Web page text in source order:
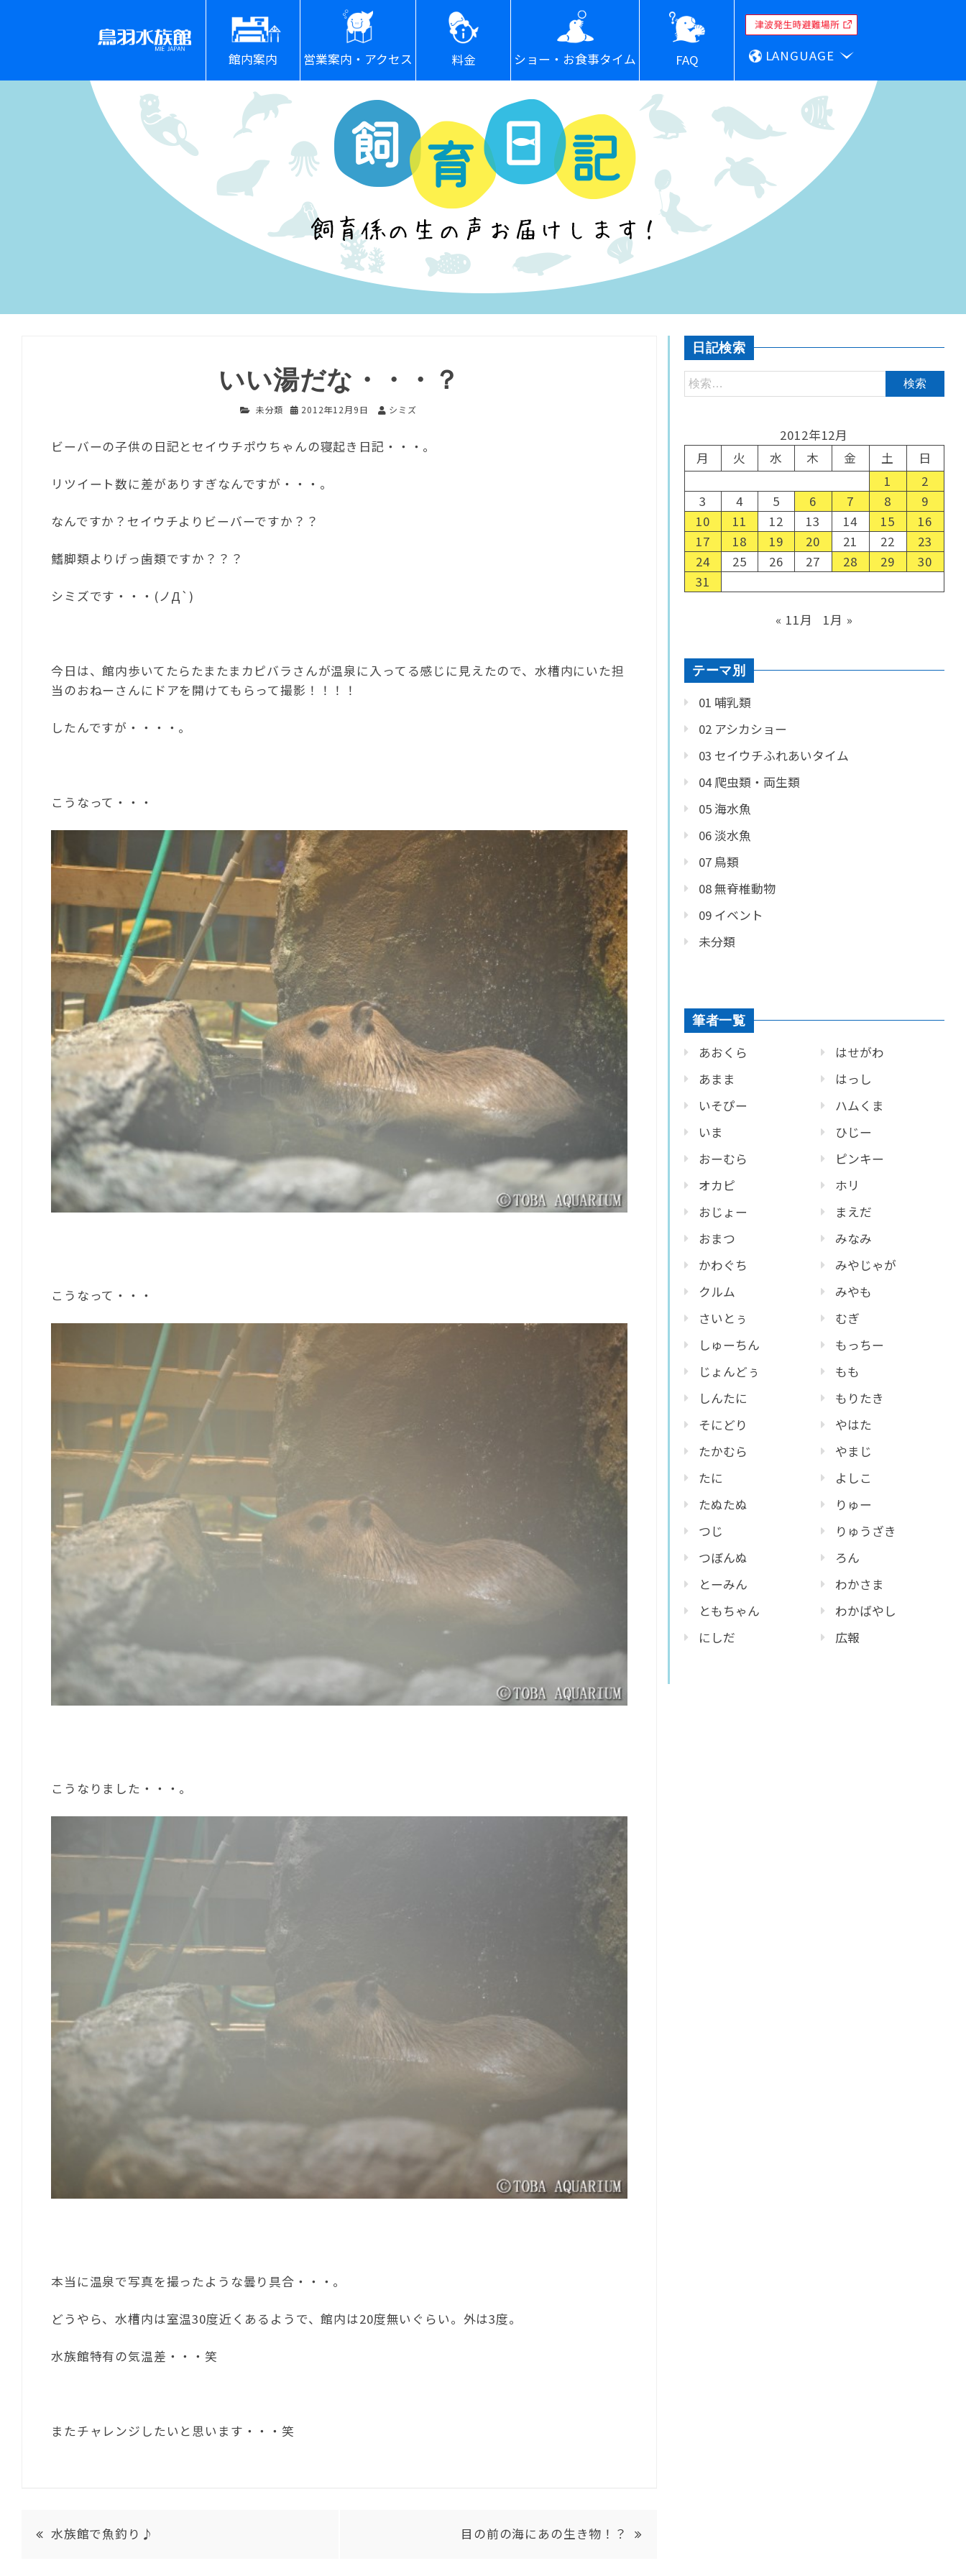
館内案内 営業案内・アクセス 料金 ショー・お食事タイム FAQ LANGUAGE
いい湯だな・・・？
未分類 2012年12月9日 シミズ
ビーバーの子供の日記とセイウチポウちゃんの寝起き日記・・・。
リツイート数に差がありすぎなんですが・・・。
なんですか？セイウチよりビーバーですか？？
鰭脚類よりげっ歯類ですか？？？
シミズです・・・(ノД`)
今日は、館内歩いてたらたまたまカピバラさんが温泉に入ってる感じに見えたので、水槽内にいた担
当のおねーさんにドアを開けてもらって撮影！！！！
したんですが・・・・。
こうなって・・・
こうなって・・・
こうなりました・・・。
本当に温泉で写真を撮ったような曇り具合・・・。
どうやら、水槽内は室温30度近くあるようで、館内は20度無いぐらい。外は3度。
水族館特有の気温差・・・笑
またチャレンジしたいと思います・・・笑
水族館で魚釣り♪ 目の前の海にあの生き物！？
日記検索
2012年12月
月
火 水 木 金 土
日
1
2
3
4 5 6 7 8
9
10
11 12 13 14 15
16
17
18 19 20 21 22
23
24
25 26 27 28 29
30
31
« 11月 1月 »
テーマ別
01 哺乳類
02 アシカショー
03 セイウチふれあいタイム
04 爬虫類・両生類
05 海水魚
06 淡水魚
07 鳥類
08 無脊椎動物
09 イベント
未分類
筆者一覧
あおくら
あまま
いそぴー
いま
おーむら
オカピ
おじょー
おまつ
かわぐち
クルム
さいとぅ
しゅーちん
じょんどぅ
しんたに
そにどり
たかむら
たに
たぬたぬ
つじ
つぼんぬ
とーみん
ともちゃん
にしだ
はせがわ
はっし
ハムくま
ひじー
ピンキー
ホリ
まえだ
みなみ
みやじゃが
みやも
むぎ
もっちー
もも
もりたき
やはた
やまじ
よしこ
りゅー
りゅうざき
ろん
わかさま
わかばやし
広報